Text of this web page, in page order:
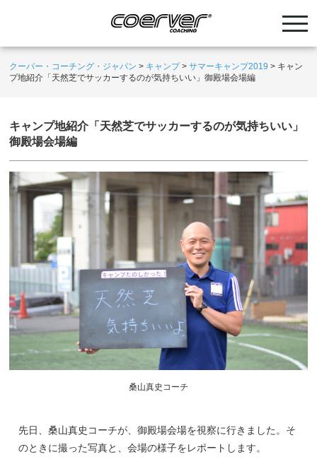
クーバー・コーチング・ジャパン > キャンプ>サマーキャンプ2019 > キャン
プ地紹介「天然芝でサッカーするのが気持ちいい」御殿場会場編
キャンプ地紹介「天然芝でサッカーするのが気持ちいい」
御殿場会場編
桑山真史コーチ
先日、桑山真史コーチが、御殿場会場を視察に行きました。そ
のときに撮った写真と、会場の様子をレポートします。